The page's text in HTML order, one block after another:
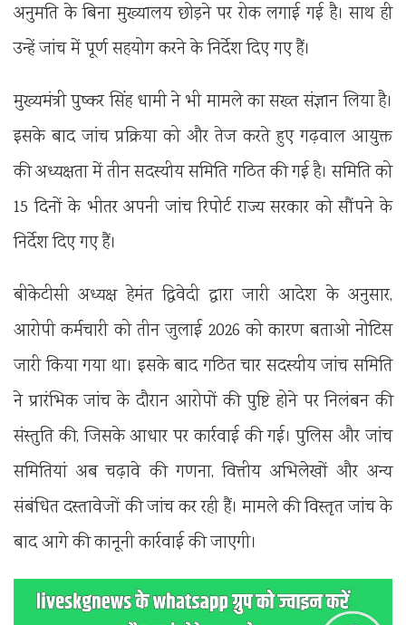
अनुमति के बिना मुख्यालय छोड़ने पर रोक लगाई गई है। साथ ही
उन्हें जांच में पूर्ण सहयोग करने के निर्देश दिए गए हैं।
मुख्यमंत्री पुष्कर सिंह धामी ने भी मामले का सख्त संज्ञान लिया है।
इसके बाद जांच प्रक्रिया को और तेज करते हुए गढ़वाल आयुक्त
की अध्यक्षता में तीन सदस्यीय समिति गठित की गई है। समिति को
15 दिनों के भीतर अपनी जांच रिपोर्ट राज्य सरकार को सौंपने के
निर्देश दिए गए हैं।
बीकेटीसी अध्यक्ष हेमंत द्विवेदी द्वारा जारी आदेश के अनुसार,
आरोपी कर्मचारी को तीन जुलाई 2026 को कारण बताओ नोटिस
जारी किया गया था। इसके बाद गठित चार सदस्यीय जांच समिति
ने प्रारंभिक जांच के दौरान आरोपों की पुष्टि होने पर निलंबन की
संस्तुति की, जिसके आधार पर कार्रवाई की गई। पुलिस और जांच
समितियां अब चढ़ावे की गणना, वित्तीय अभिलेखों और अन्य
संबंधित दस्तावेजों की जांच कर रही हैं। मामले की विस्तृत जांच के
बाद आगे की कानूनी कार्रवाई की जाएगी।